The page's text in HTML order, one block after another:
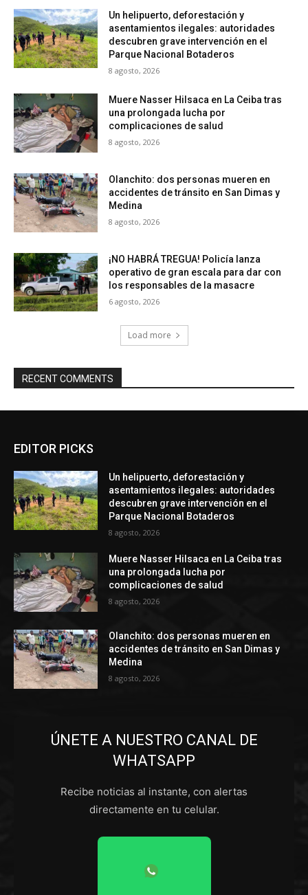
Un helipuerto, deforestación y
asentamientos ilegales: autoridades
descubren grave intervención en el
Parque Nacional Botaderos
8 agosto, 2026
Muere Nasser Hilsaca en La Ceiba tras
una prolongada lucha por
complicaciones de salud
8 agosto, 2026
Olanchito: dos personas mueren en
accidentes de tránsito en San Dimas y
Medina
8 agosto, 2026
¡NO HABRÁ TREGUA! Policía lanza
operativo de gran escala para dar con
los responsables de la masacre
6 agosto, 2026
Load more
RECENT COMMENTS
EDITOR PICKS
Un helipuerto, deforestación y
asentamientos ilegales: autoridades
descubren grave intervención en el
Parque Nacional Botaderos
8 agosto, 2026
Muere Nasser Hilsaca en La Ceiba tras
una prolongada lucha por
complicaciones de salud
8 agosto, 2026
Olanchito: dos personas mueren en
accidentes de tránsito en San Dimas y
Medina
8 agosto, 2026
ÚNETE A NUESTRO CANAL DE
WHATSAPP
Recibe noticias al instante, con alertas
directamente en tu celular.